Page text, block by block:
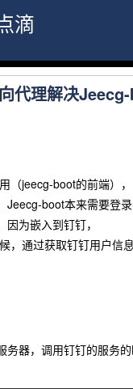
滴
代理解决
（jeecg-boot的前端）
Jeecg-boot本来需要登
为嵌入到钉钉，
，通过获取钉钉用户信
务器，调用钉钉的服务